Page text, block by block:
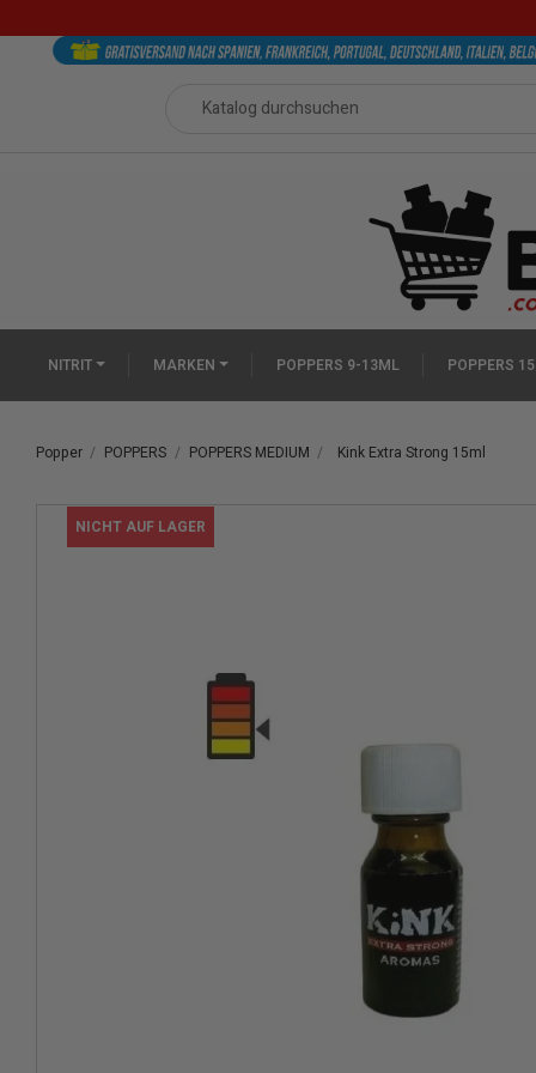
NITRIT MARKEN POPPERS 9-13ML POPPERS
Popper POPPERS POPPERS MEDIUM Kink Extra Strong 15ml
NICHT AUF LAGER